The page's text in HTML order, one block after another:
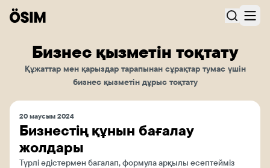
Бизнес қызметін тоқтату
Құжаттар мен қарыздар тарапынан сұрақтар тумас үшін
бизнес қызметін дұрыс тоқтату
20 маусым 2024
Бизнестің құнын бағалау
жолдары
Түрлі әдістермен бағалап, формула арқылы есептейміз